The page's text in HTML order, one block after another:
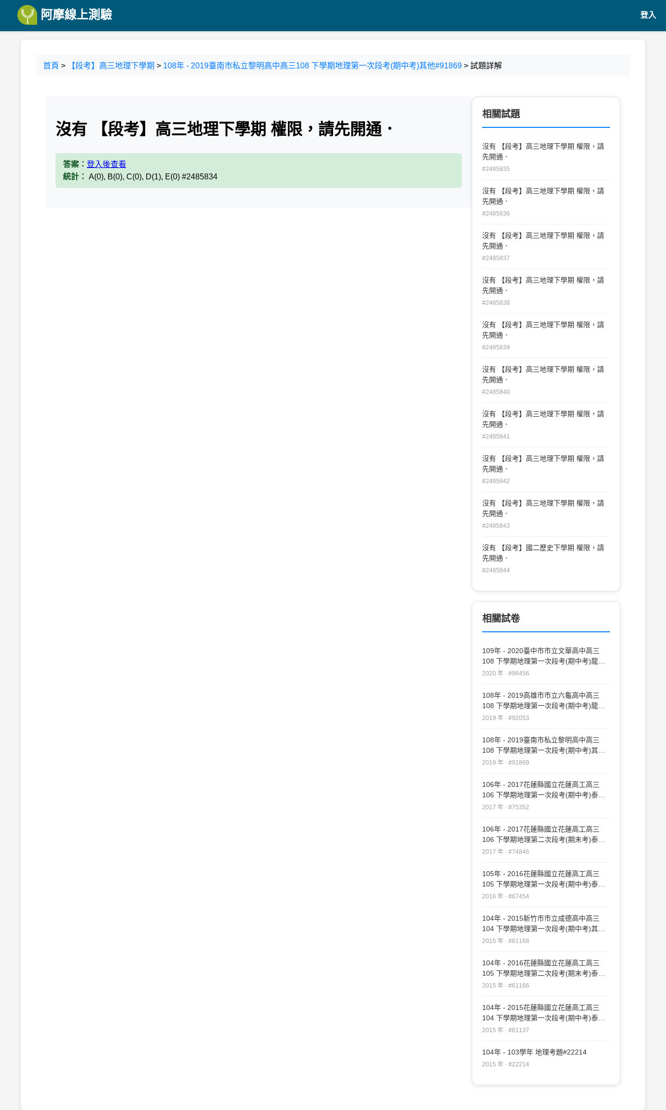
阿摩線上測驗 登入
首頁 > 【段考】高三地理下學期 > 108年 - 2019臺南市私立黎明高中高三108 下學期地理第一次段考(期中考)其他#91869 > 試題詳解
沒有 【段考】高三地理下學期 權限，請先開通．
答案： 登入後查看
統計： A(0), B(0), C(0), D(1), E(0) #2485834
相關試題
沒有 【段考】高三地理下學期 權限，請
先開通．
#2485835
沒有 【段考】高三地理下學期 權限，請
先開通．
#2485836
沒有 【段考】高三地理下學期 權限，請
先開通．
#2485837
沒有 【段考】高三地理下學期 權限，請
先開通．
#2485838
沒有 【段考】高三地理下學期 權限，請
先開通．
#2485839
沒有 【段考】高三地理下學期 權限，請
先開通．
#2485840
沒有 【段考】高三地理下學期 權限，請
先開通．
#2485841
沒有 【段考】高三地理下學期 權限，請
先開通．
#2485842
沒有 【段考】高三地理下學期 權限，請
先開通．
#2485843
沒有 【段考】國二歷史下學期 權限，請
先開通．
#2485844
相關試卷
109年 - 2020臺中市市立文華高中高三
108 下學期地理第一次段考(期中考)龍騰
#96456
2020 年 · #96456
108年 - 2019高雄市市立六龜高中高三
108 下學期地理第一次段考(期中考)龍騰
#92053
2019 年 · #92053
108年 - 2019臺南市私立黎明高中高三
108 下學期地理第一次段考(期中考)其他
#91869
2019 年 · #91869
106年 - 2017花蓮縣國立花蓮高工高三
106 下學期地理第一次段考(期中考)泰宇
#75352
2017 年 · #75352
106年 - 2017花蓮縣國立花蓮高工高三
106 下學期地理第二次段考(期末考)泰宇
#74846
2017 年 · #74846
105年 - 2016花蓮縣國立花蓮高工高三
105 下學期地理第一次段考(期中考)泰宇
#67454
2016 年 · #67454
104年 - 2015新竹市市立成德高中高三
104 下學期地理第一次段考(期中考)其他
#61168
2015 年 · #61168
104年 - 2016花蓮縣國立花蓮高工高三
105 下學期地理第二次段考(期末考)泰宇
#61166
2015 年 · #61166
104年 - 2015花蓮縣國立花蓮高工高三
104 下學期地理第一次段考(期中考)泰宇
#61137
2015 年 · #61137
104年 - 103學年 地理考題#22214
2015 年 · #22214